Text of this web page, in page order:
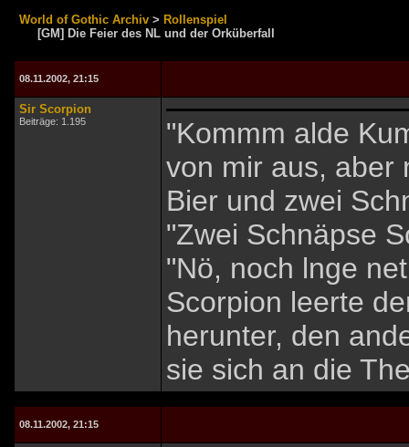
World of Gothic Archiv > Rollenspiel
[GM] Die Feier des NL und der Orküberfall
08.11.2002, 21:15
Sir Scorpion
Beiträge: 1.195
"Kommm alde
von mir aus, aber
Bier und zwei
"Zwei Schnäpse
"Nö, noch lnge
Scorpion leerte
herunter, den
sie sich an die
08.11.2002, 21:15